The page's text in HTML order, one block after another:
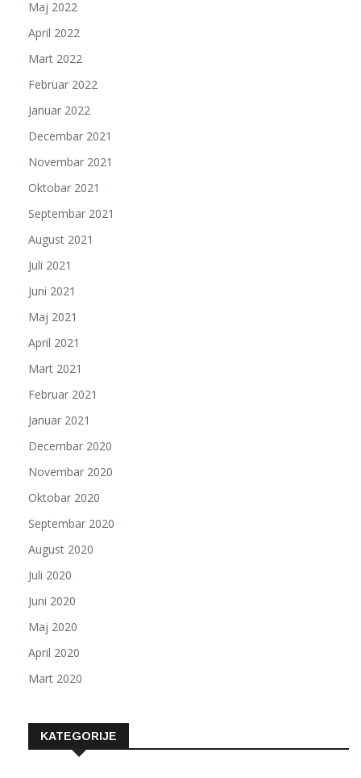
Maj 2022
April 2022
Mart 2022
Februar 2022
Januar 2022
Decembar 2021
Novembar 2021
Oktobar 2021
Septembar 2021
August 2021
Juli 2021
Juni 2021
Maj 2021
April 2021
Mart 2021
Februar 2021
Januar 2021
Decembar 2020
Novembar 2020
Oktobar 2020
Septembar 2020
August 2020
Juli 2020
Juni 2020
Maj 2020
April 2020
Mart 2020
KATEGORIJE